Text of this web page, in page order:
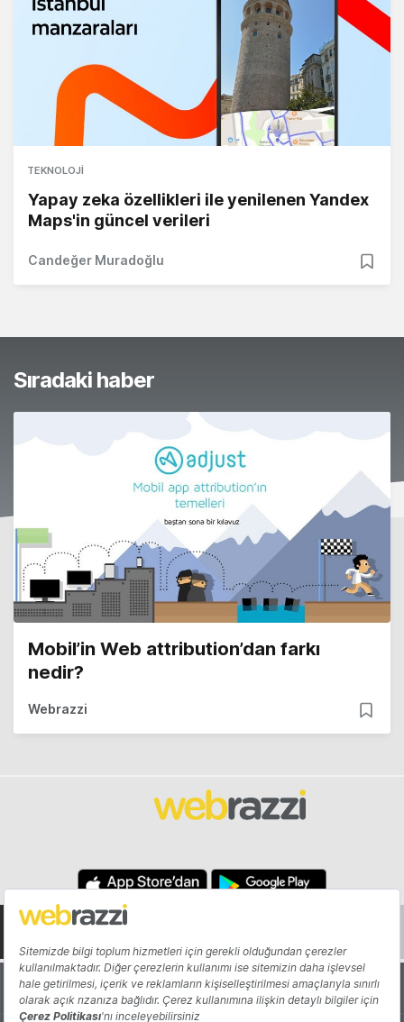
TEKNOLOJI
Yapay zeka özellikleri ile yenilenen Yandex
Maps'in güncel verileri
Candeğer Muradoğlu
Sıradaki haber
Mobil’in Web attribution’dan farkı
nedir?
Webrazzi
Hakkında Yazarlar